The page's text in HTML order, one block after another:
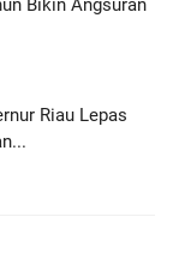
Bikin Angsuran
Riau Lepas